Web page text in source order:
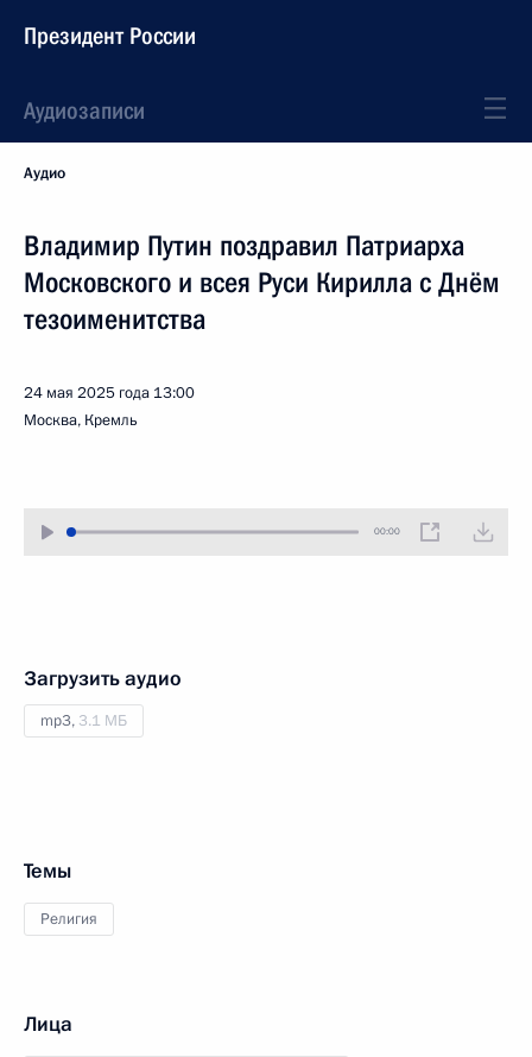
Президент России
Аудиозаписи
Аудио
Владимир Путин поздравил Патриарха
Московского и всея Руси Кирилла с Днём
тезоименитства
24 мая 2025 года 13:00
Москва, Кремль
00:00
Загрузить аудио
mp3, 3.1 МБ
Темы
Религия
Лица